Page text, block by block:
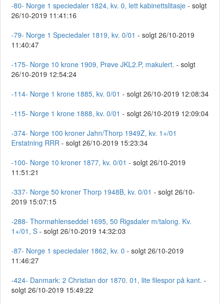
-80- Norge 1 speciedaler 1824, kv. 0, lett kabinettslitasje - solgt
26/10-2019 11:41:16
-79- Norge 1 Speciedaler 1819, kv. 0/01 - solgt 26/10-2019
11:40:47
-175- Norge 10 krone 1909, Prøve JKL2.P, makulert. - solgt
26/10-2019 12:54:24
-114- Norge 1 krone 1885, kv. 0/01 - solgt 26/10-2019 12:08:34
-115- Norge 1 krone 1888, kv. 0/01 - solgt 26/10-2019 12:09:04
-374- Norge 100 kroner Jahn/Thorp 1949Z, kv. 1+/01
Erstatning RRR - solgt 26/10-2019 15:23:34
-100- Norge 10 kroner 1877, kv. 0/01 - solgt 26/10-2019
11:51:21
-337- Norge 50 kroner Thorp 1948B, kv. 0/01 - solgt 26/10-
2019 15:07:15
-288- Thormøhlenseddel 1695, 50 Rigsdaler m/talong. Kv.
1+/01, S - solgt 26/10-2019 14:32:03
-87- Norge 1 speciedaler 1862, kv. 0 - solgt 26/10-2019
11:46:27
-424- Danmark: 2 Christian dor 1870. 01, lite filespor på kant. -
solgt 26/10-2019 15:49:22